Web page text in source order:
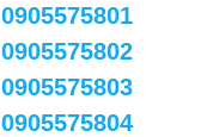
0905575801
0905575802
0905575803
0905575804